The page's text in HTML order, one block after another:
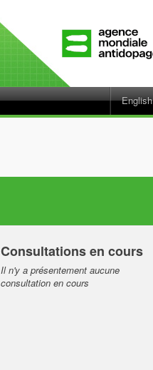
English
Consultations en cours
Il n'y a présentement aucune
consultation en cours